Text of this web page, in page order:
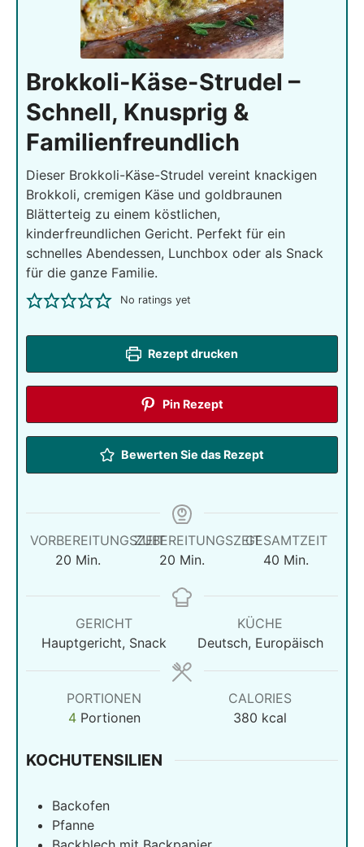
Brokkoli-Käse-Strudel –
Schnell, Knusprig &
Familienfreundlich
Dieser Brokkoli-Käse-Strudel vereint knackigen
Brokkoli, cremigen Käse und goldbraunen
Blätterteig zu einem köstlichen,
kinderfreundlichen Gericht. Perfekt für ein
schnelles Abendessen, Lunchbox oder als Snack
für die ganze Familie.
No ratings yet
Rezept drucken
Pin Rezept
Bewerten Sie das Rezept
VORBEREITUNGSZEIT
20 Minuten
Min.
ZUBEREITUNGSZEIT
20 Minuten
Min.
GESAMTZEIT
40 Minuten
Min.
GERICHT
Hauptgericht, Snack
KÜCHE
Deutsch, Europäisch
PORTIONEN
4 Portionen
CALORIES
380 kcal
KOCHUTENSILIEN
Backofen
Pfanne